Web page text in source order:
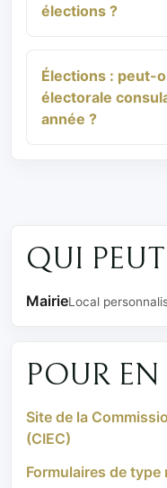
élections ?
Élections : peut-
électorale
année ?
QUI
MairieLocal
POUR
Site de la
(CIEC)
Formulaires de